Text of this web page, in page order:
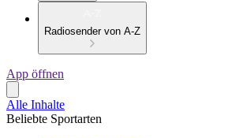
Radiosender von A-Z
App öffnen
Alle Inhalte
Beliebte Sportarten